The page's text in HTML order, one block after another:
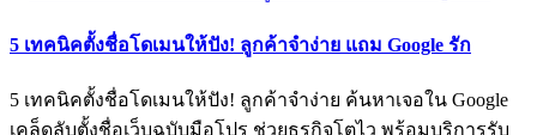
5 เทคนิคตั้งชื่อโดเมนให้ปัง! ลูกค้าจำง่าย แถม Google รัก
5 เทคนิคตั้งชื่อโดเมนให้ปัง! ลูกค้าจำง่าย ค้นหาเจอใน Google
เคล็ดลับตั้งชื่อเว็บฉบับมือโปร ช่วยธุรกิจโตไว พร้อมบริการรับ